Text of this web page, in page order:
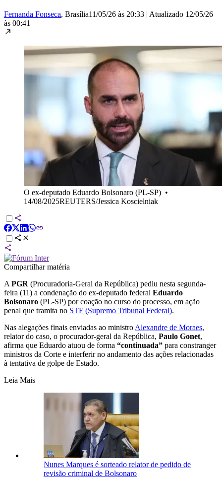
Fernanda Fonseca, Brasília11/05/26 às 20:33 | Atualizado 12/05/26
às 00:41
O ex-deputado Eduardo Bolsonaro (PL-SP) •
14/08/2025REUTERS/Jessica Koscielniak
Compartilhar matéria
A PGR (Procuradoria-Geral da República) pediu nesta segunda-
feira (11) a condenação do ex-deputado federal Eduardo
Bolsonaro (PL-SP) por coação no curso do processo, em ação
penal que tramita no STF (Supremo Tribunal Federal).
Nas alegações finais enviadas ao ministro Alexandre de Moraes,
relator do caso, o procurador-geral da República, Paulo Gonet,
afirma que Eduardo atuou de forma “continuada” para constranger
ministros da Corte e interferir no andamento das ações relacionadas
à tentativa de golpe de Estado.
Leia Mais
Nunes Marques é sorteado relator de pedido de
revisão criminal de Bolsonaro